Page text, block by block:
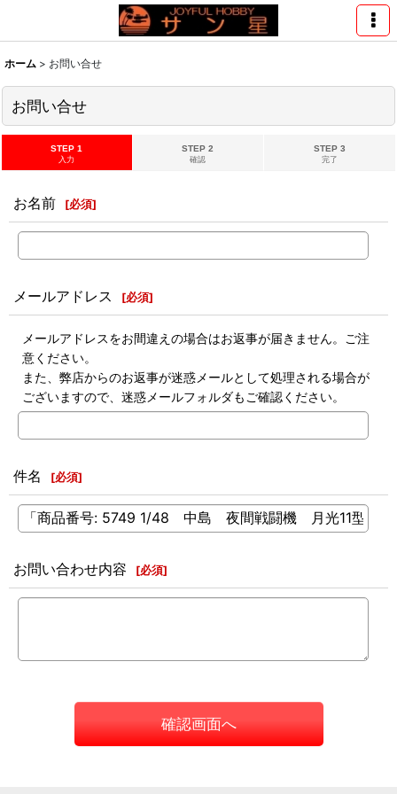
ホーム > お問い合せ
お問い合せ
STEP 1
入力
STEP 2
確認
STEP 3
完了
お名前 [必須]
メールアドレス [必須]
メールアドレスをお間違えの場合はお返事が届きません。ご注
意ください。
また、弊店からのお返事が迷惑メールとして処理される場合が
ございますので、迷惑メールフォルダもご確認ください。
件名 [必須]
お問い合わせ内容 [必須]
確認画面へ